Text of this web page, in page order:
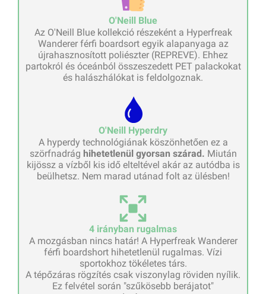
O'Neill Blue
Az O'Neill Blue kollekció részeként a Hyperfreak
Wanderer férfi boardsort egyik alapanyaga az
újrahasznosított poliészter (REPREVE). Ehhez
partokról és óceánból összeszedett PET palackokat
és halászhálókat is feldolgoznak.
O'Neill Hyperdry
A hyperdy technológiának köszönhetően ez a
szörfnadrág hihetetlenül gyorsan szárad. Miután
kijössz a vízből kis idő elteltével akár az autódba is
beülhetsz. Nem marad utánad folt az ülésben!
4 irányban rugalmas
A mozgásban nincs határ! A Hyperfreak Wanderer
férfi boardshort hihetetlenül rugalmas. Vízi
sportokhoz tökéletes társ.
A tépőzáras rögzítés csak viszonylag röviden nyílik.
Ez felvétel során "szűkösebb berájatot"